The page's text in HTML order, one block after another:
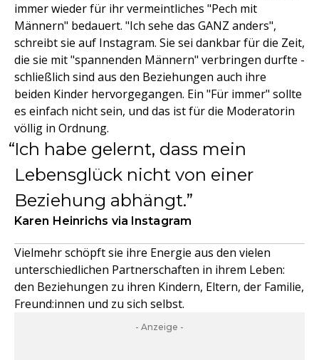
immer wieder für ihr vermeintliches "Pech mit
Männern" bedauert. "Ich sehe das GANZ anders",
schreibt sie auf Instagram. Sie sei dankbar für die Zeit,
die sie mit "spannenden Männern" verbringen durfte -
schließlich sind aus den Beziehungen auch ihre
beiden Kinder hervorgegangen. Ein "Für immer" sollte
es einfach nicht sein, und das ist für die Moderatorin
völlig in Ordnung.
Ich habe gelernt, dass mein
Lebensglück nicht von einer
Beziehung abhängt.
Karen Heinrichs via Instagram
Vielmehr schöpft sie ihre Energie aus den vielen
unterschiedlichen Partnerschaften in ihrem Leben:
den Beziehungen zu ihren Kindern, Eltern, der Familie,
Freund:innen und zu sich selbst.
- Anzeige -